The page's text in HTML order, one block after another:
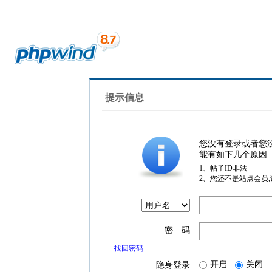
提示信息
您没有登录或者您
能有如下几个原因
1、帖子ID非法
2、您还不是站点会员
密 码
找回密码
隐身登录 开启 关闭